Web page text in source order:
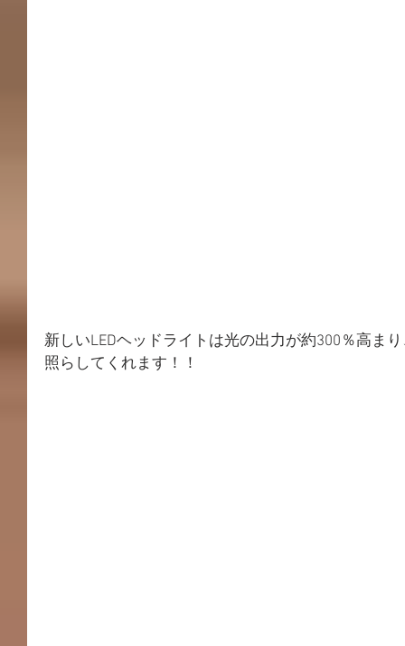
新しいLEDヘッドライトは光の出力が約300％高ま
照らしてくれます！！